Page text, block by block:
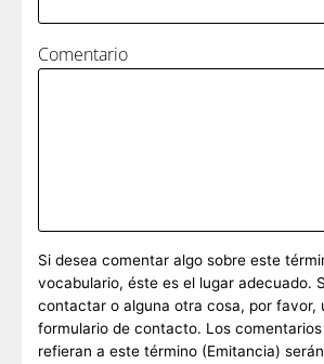
Comentario
Si desea comentar algo sobre este
vocabulario, éste es el lugar adecuado.
contactar o alguna otra cosa, por favor,
formulario de contacto. Los
refieran a este término (Emitancia)